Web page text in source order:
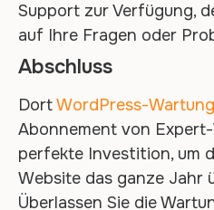
Support zur Verfügung,
auf Ihre Fragen oder
Abschluss
DortWordPress-Wartung
Abonnement von
perfekte Investition, um
Website das ganze Jahr
Überlassen Sie die